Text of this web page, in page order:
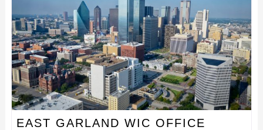
EAST GARLAND WIC OFFICE